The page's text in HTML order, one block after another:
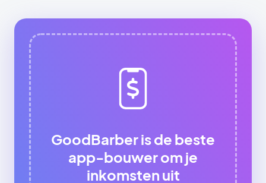
GoodBarber is de beste
app-bouwer om je
inkomsten uit